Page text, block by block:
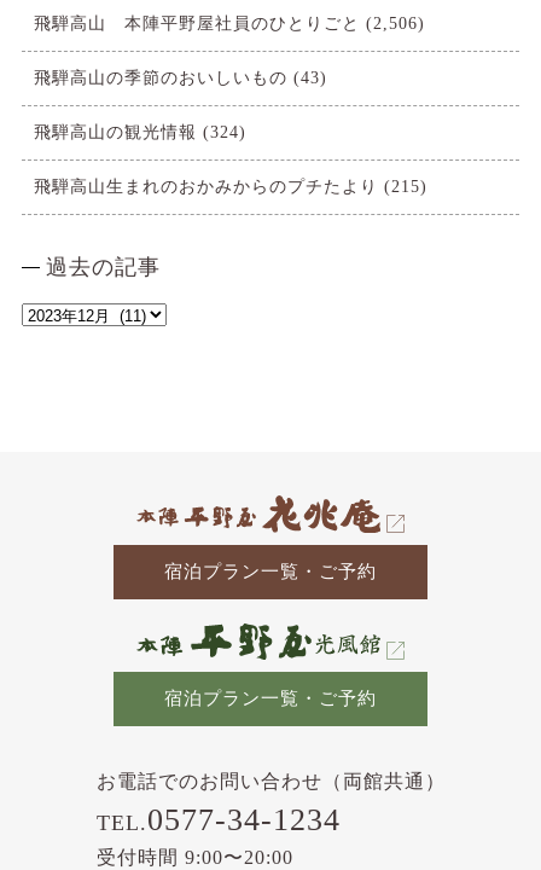
飛騨高山 本陣平野屋社員のひとりごと (2,506)
飛騨高山の季節のおいしいもの (43)
飛騨高山の観光情報 (324)
飛騨高山生まれのおかみからのプチたより (215)
過去の記事
過
宿泊プラン一覧・ご予約
宿泊プラン一覧・ご予約
お電話でのお問い合わせ（両館共通）
TEL.0577-34-1234
受付時間 9:00〜20:00